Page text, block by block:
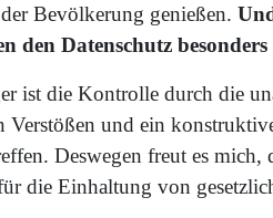
Bevölkerung genießen.
den Datenschutz
ist die Kontrolle durch die
Verstößen und ein
Deswegen freut es
die Einhaltung von